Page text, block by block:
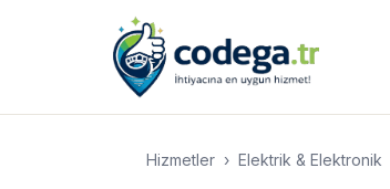
Hizmetler › Elektrik & Elektronik